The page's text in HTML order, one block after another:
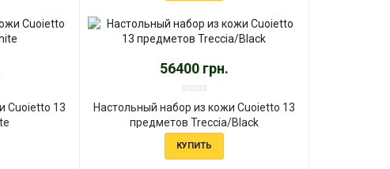
Cuoietto 13
56400 грн.
Настольный набор из кожи Cuoietto 13
предметов Treccia/Black
КУПИТЬ